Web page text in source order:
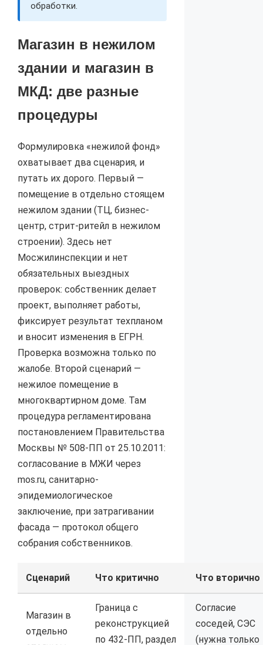
обработки.
Магазин в нежилом
здании и магазин в
МКД: две разные
процедуры
Формулировка «нежилой фонд»
охватывает два сценария, и
путать их дорого. Первый —
помещение в отдельно стоящем
нежилом здании (ТЦ, бизнес-
центр, стрит-ритейл в нежилом
строении). Здесь нет
Мосжилинспекции и нет
обязательных выездных
проверок: собственник делает
проект, выполняет работы,
фиксирует результат техпланом
и вносит изменения в ЕГРН.
Проверка возможна только по
жалобе. Второй сценарий —
нежилое помещение в
многоквартирном доме. Там
процедура регламентирована
постановлением Правительства
Москвы № 508-ПП от 25.10.2011:
согласование в МЖИ через
mos.ru, санитарно-
эпидемиологическое
заключение, при затрагивании
фасада — протокол общего
собрания собственников.
Сценарий Что критично Что вторично
Магазин в
отдельно
Граница с
реконструкцией
по 432-ПП, раздел
Согласие
соседей, СЭС
(нужна только